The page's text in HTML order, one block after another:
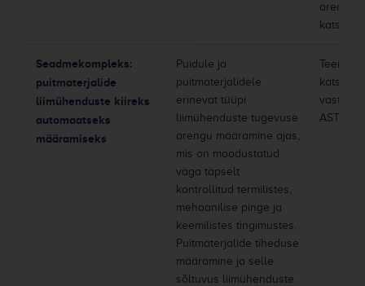
Seadmekompleks:
puitmaterjalide
liimühenduste kiireks
automaatseks
määramiseks
Puidule ja
puitmaterjalidele
erinevat tüüpi
liimühenduste tugevuse
arengu määramine ajas,
mis on moodustatud
väga täpselt
kontrollitud termilistes,
mehaanilise pinge ja
keemilistes tingimustes.
Puitmaterjalide tiheduse
määramine ja selle
sõltuvus liimühenduste
Teenuse
ASTM